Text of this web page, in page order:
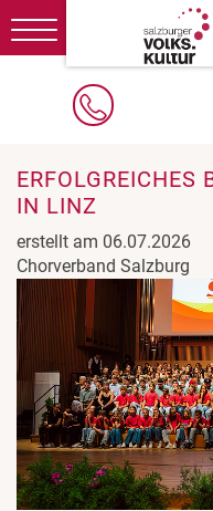
Toggle
navigation
ERFOLGREICHES
IN LINZ
erstellt am 06.07.2026
Chorverband Salzburg